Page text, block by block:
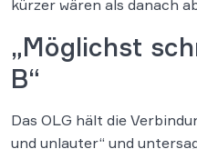
kürzer wären als danach
„Möglichst
B“
Das OLG hält die
und unlauter“ und